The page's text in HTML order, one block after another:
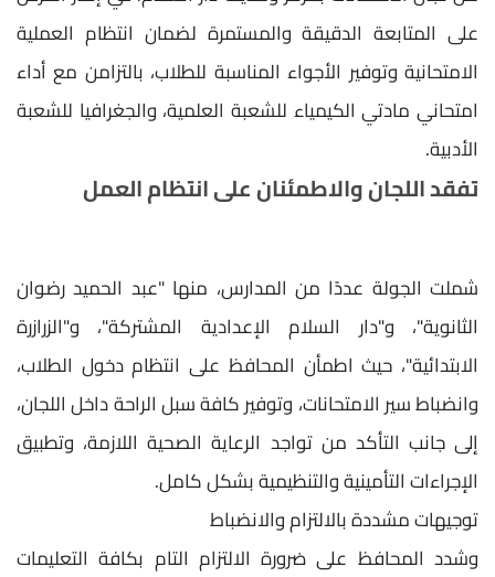
على المتابعة الدقيقة والمستمرة لضمان انتظام العملية
الامتحانية وتوفير الأجواء المناسبة للطلاب، بالتزامن مع أداء
امتحاني مادتي الكيمياء للشعبة العلمية، والجغرافيا للشعبة
الأدبية.
تفقد اللجان والاطمئنان على انتظام العمل
شملت الجولة عددًا من المدارس، منها "عبد الحميد رضوان
الثانوية"، و"دار السلام الإعدادية المشتركة"، و"الزرازرة
الابتدائية"، حيث اطمأن المحافظ على انتظام دخول الطلاب،
وانضباط سير الامتحانات، وتوفير كافة سبل الراحة داخل اللجان،
إلى جانب التأكد من تواجد الرعاية الصحية اللازمة، وتطبيق
الإجراءات التأمينية والتنظيمية بشكل كامل.
توجيهات مشددة بالالتزام والانضباط
وشدد المحافظ على ضرورة الالتزام التام بكافة التعليمات